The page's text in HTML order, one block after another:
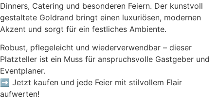
Dinners, Catering und besonderen Feiern. Der kunstvoll
gestaltete Goldrand bringt einen luxuriösen, modernen
Akzent und sorgt für ein festliches Ambiente.
Robust, pflegeleicht und wiederverwendbar – dieser
Platzteller ist ein Muss für anspruchsvolle Gastgeber und
Eventplaner.
➡️ Jetzt kaufen und jede Feier mit stilvollem Flair
aufwerten!